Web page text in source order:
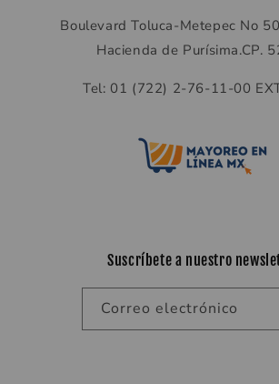
Boulevard Toluca-Metepec No
Hacienda de Purísima.CP.
Tel: 01 (722) 2-76-11-00
Suscríbete a nuestro
Correo electrónico